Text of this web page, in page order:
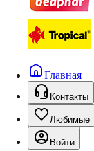
Главная
Контакты
Любимые
Войти